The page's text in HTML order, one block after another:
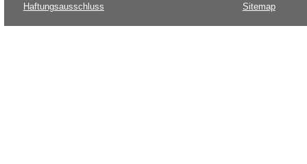
Haftungsausschluss Sitemap